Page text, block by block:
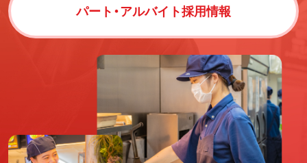
パート・アルバイト採用情報